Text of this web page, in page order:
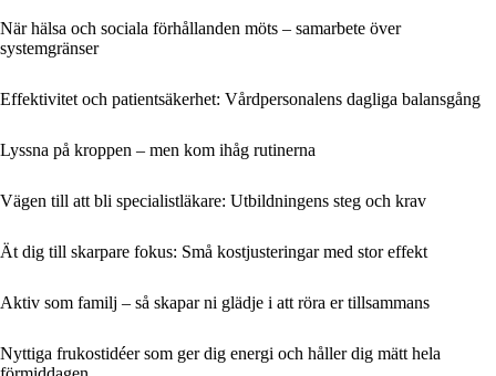
När hälsa och sociala förhållanden möts – samarbete över
systemgränser
Effektivitet och patientsäkerhet: Vårdpersonalens dagliga balansgång
Lyssna på kroppen – men kom ihåg rutinerna
Vägen till att bli specialistläkare: Utbildningens steg och krav
Ät dig till skarpare fokus: Små kostjusteringar med stor effekt
Aktiv som familj – så skapar ni glädje i att röra er tillsammans
Nyttiga frukostidéer som ger dig energi och håller dig mätt hela